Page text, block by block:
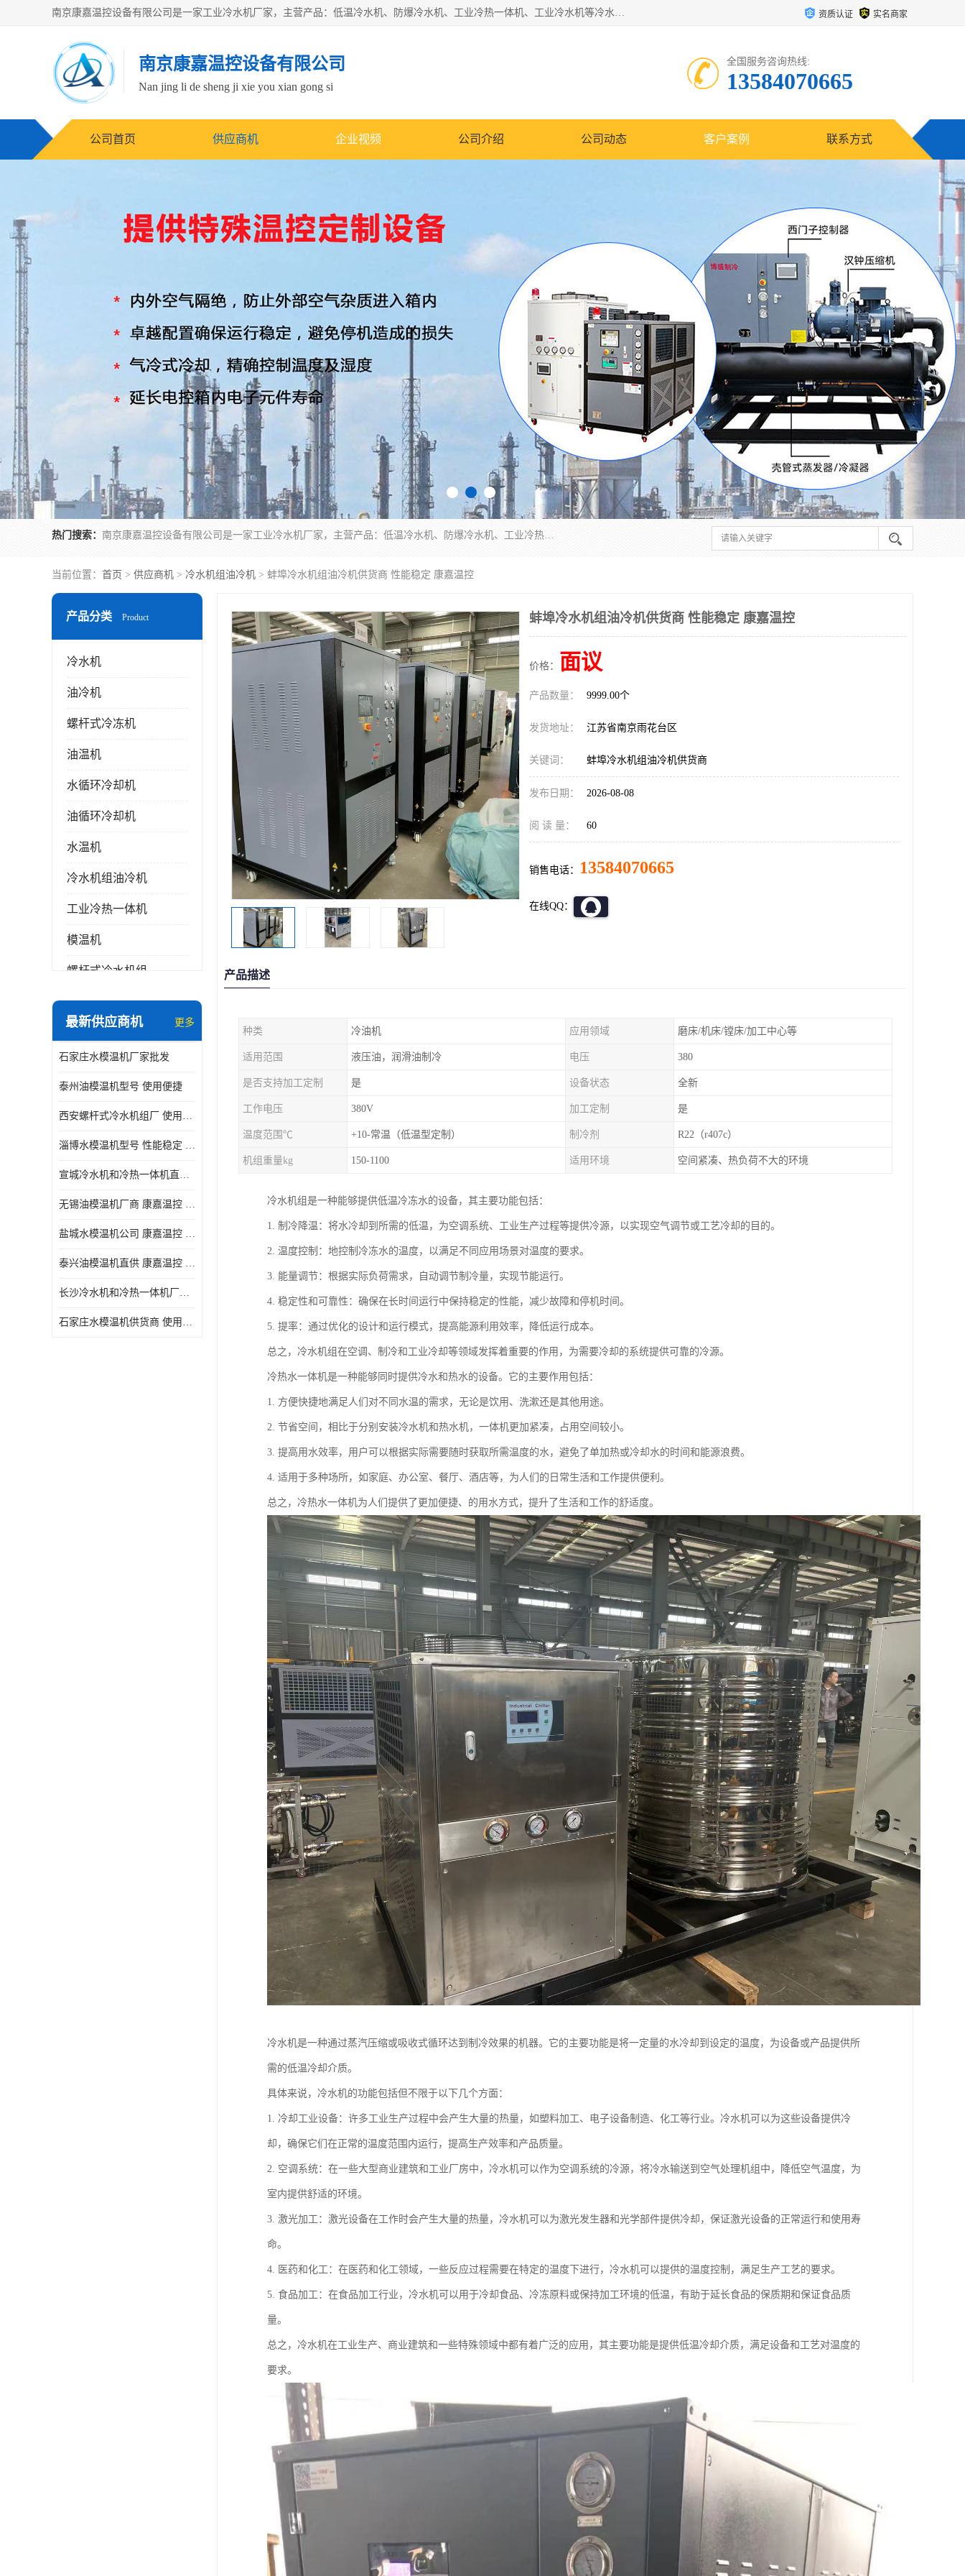
南京康嘉温控设备有限公司是一家工业冷水机厂家，主营产品：低温冷水机、防爆冷水机、工业冷热一体机、工业冷水机等冷水机，公司依托南京工业大学的技术，汇集众多业内技术，不断管理模式，使得我们的产品始终处于国内成员之一水平，在业界享有很高赞誉，是欧洲、北美、中东、东南亚等多个国家和地区。 资质认证 实名商家
南京康嘉温控设备有限公司
Nan jing li de sheng ji xie you xian gong si
全国服务咨询热线:
13584070665
公司首页 供应商机 企业视频 公司介绍 公司动态 客户案例 联系方式
热门搜索： 南京康嘉温控设备有限公司是一家工业冷水机厂家，主营产品：低温冷水机、防爆冷水机、工业冷热一体机、工业冷水机等冷水机，公司依托南京工业大学的技术，汇集众多业内技术，不断管理模式，使得我们的产品始终处于国内成员之一水平，在业界享有很高赞誉，是欧洲、北美、中东、东南亚等多个国家和地区。
当前位置： 首页 > 供应商机 > 冷水机组油冷机 > 蚌埠冷水机组油冷机供货商 性能稳定 康嘉温控
产品分类 Product
冷水机
油冷机
螺杆式冷冻机
油温机
水循环冷却机
油循环冷却机
水温机
冷水机组油冷机
工业冷热一体机
模温机
螺杆式冷水机组
冷水机和冷热一体机
防爆冷水机
最新供应商机 更多
石家庄水模温机厂家批发
泰州油模温机型号 使用便捷
西安螺杆式冷水机组厂 使用便捷
淄博水模温机型号 性能稳定 康嘉温控
宣城冷水机和冷热一体机直供 操作方便
无锡油模温机厂商 康嘉温控 性能稳定
盐城水模温机公司 康嘉温控 操作方便
泰兴油模温机直供 康嘉温控 使用便捷
长沙冷水机和冷热一体机厂家电话 库存充足
石家庄水模温机供货商 使用便捷
蚌埠冷水机组油冷机供货商 性能稳定 康嘉温控
价格： 面议
产品数量： 9999.00个
发货地址： 江苏省南京雨花台区
关键词： 蚌埠冷水机组油冷机供货商
发布日期： 2026-08-08
阅 读 量： 60
销售电话： 13584070665
在线QQ：
产品描述
种类 冷油机 应用领域 磨床/机床/镗床/加工中心等
适用范围 液压油，润滑油制冷 电压 380
是否支持加工定制 是 设备状态 全新
工作电压 380V 加工定制 是
温度范围℃ +10-常温（低温型定制） 制冷剂 R22（r407c）
机组重量kg 150-1100 适用环境 空间紧凑、热负荷不大的环境
冷水机组是一种能够提供低温冷冻水的设备，其主要功能包括：
1. 制冷降温：将水冷却到所需的低温，为空调系统、工业生产过程等提供冷源，以实现空气调节或工艺冷却的目的。
2. 温度控制：地控制冷冻水的温度，以满足不同应用场景对温度的要求。
3. 能量调节：根据实际负荷需求，自动调节制冷量，实现节能运行。
4. 稳定性和可靠性：确保在长时间运行中保持稳定的性能，减少故障和停机时间。
5. 提率：通过优化的设计和运行模式，提高能源利用效率，降低运行成本。
总之，冷水机组在空调、制冷和工业冷却等领域发挥着重要的作用，为需要冷却的系统提供可靠的冷源。
冷热水一体机是一种能够同时提供冷水和热水的设备。它的主要作用包括：
1. 方便快捷地满足人们对不同水温的需求，无论是饮用、洗漱还是其他用途。
2. 节省空间，相比于分别安装冷水机和热水机，一体机更加紧凑，占用空间较小。
3. 提高用水效率，用户可以根据实际需要随时获取所需温度的水，避免了单加热或冷却水的时间和能源浪费。
4. 适用于多种场所，如家庭、办公室、餐厅、酒店等，为人们的日常生活和工作提供便利。
总之，冷热水一体机为人们提供了更加便捷、的用水方式，提升了生活和工作的舒适度。
冷水机是一种通过蒸汽压缩或吸收式循环达到制冷效果的机器。它的主要功能是将一定量的水冷却到设定的温度，为设备或产品提供所
需的低温冷却介质。
具体来说，冷水机的功能包括但不限于以下几个方面：
1. 冷却工业设备：许多工业生产过程中会产生大量的热量，如塑料加工、电子设备制造、化工等行业。冷水机可以为这些设备提供冷
却，确保它们在正常的温度范围内运行，提高生产效率和产品质量。
2. 空调系统：在一些大型商业建筑和工业厂房中，冷水机可以作为空调系统的冷源，将冷水输送到空气处理机组中，降低空气温度，为
室内提供舒适的环境。
3. 激光加工：激光设备在工作时会产生大量的热量，冷水机可以为激光发生器和光学部件提供冷却，保证激光设备的正常运行和使用寿
命。
4. 医药和化工：在医药和化工领域，一些反应过程需要在特定的温度下进行，冷水机可以提供的温度控制，满足生产工艺的要求。
5. 食品加工：在食品加工行业，冷水机可以用于冷却食品、冷冻原料或保持加工环境的低温，有助于延长食品的保质期和保证食品质
量。
总之，冷水机在工业生产、商业建筑和一些特殊领域中都有着广泛的应用，其主要功能是提供低温冷却介质，满足设备和工艺对温度的
要求。